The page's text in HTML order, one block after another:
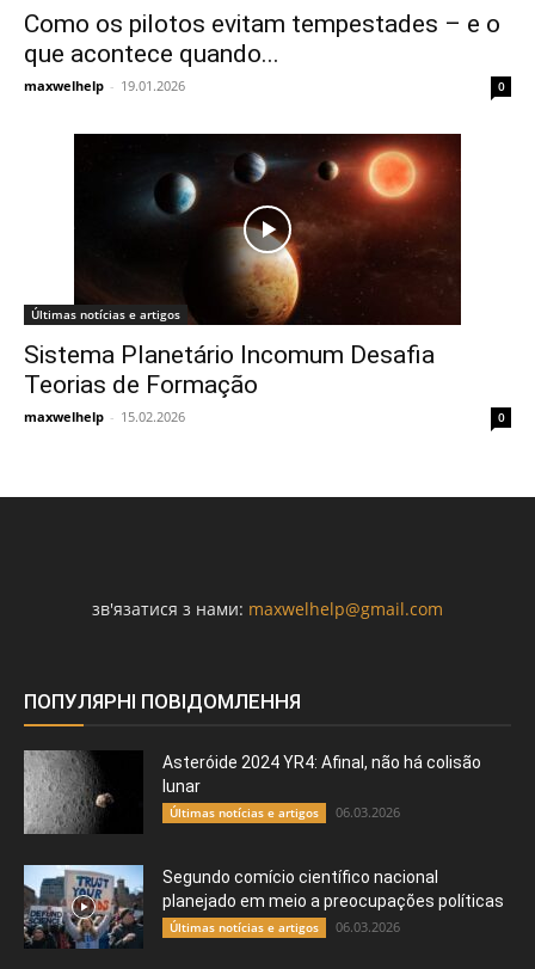
Como os pilotos evitam tempestades – e o
que acontece quando...
maxwelhelp - 19.01.2026 0
Últimas notícias e artigos
Sistema Planetário Incomum Desafia
Teorias de Formação
maxwelhelp - 15.02.2026 0
зв'язатися з нами: maxwelhelp@gmail.com
ПОПУЛЯРНІ ПОВІДОМЛЕННЯ
Asteróide 2024 YR4: Afinal, não há colisão
lunar
Últimas notícias e artigos 06.03.2026
Segundo comício científico nacional
planejado em meio a preocupações políticas
Últimas notícias e artigos 06.03.2026